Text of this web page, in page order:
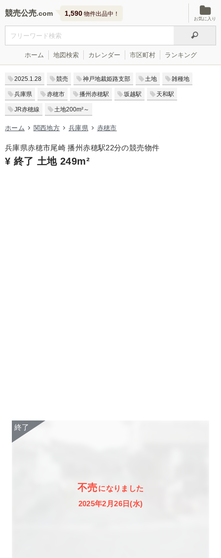
競売公売 1,590 物件出品中！
お気に入り
ホーム 地図検索 カレンダー 市区町村 ランキング
2025.1.28 競売 神戸地裁姫路支部 土地 雑種地
兵庫県 赤穂市 播州赤穂駅 坂越駅 天和駅
JR赤穂線 土地200m²～
ホーム 関西地方 兵庫県 赤穂市
兵庫県赤穂市尾崎 播州赤穂駅22分の競売物件
¥ 終了 土地 249m²
不売になりました
2025年2月26日(水)